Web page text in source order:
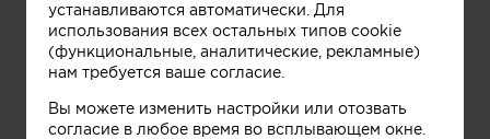
устанавливаются автоматически. Для
использования всех остальных типов cookie
(функциональные, аналитические, рекламные)
нам требуется ваше согласие.
Вы можете изменить настройки или отозвать
согласие в любое время во всплывающем окне.